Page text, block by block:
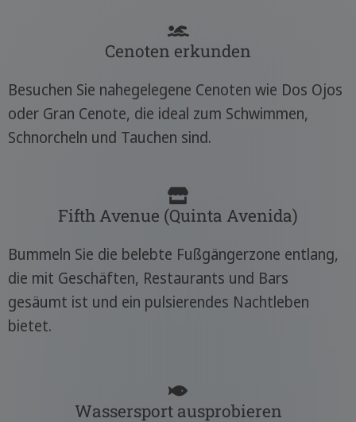
Cenoten erkunden
Besuchen Sie nahegelegene Cenoten wie Dos Ojos
oder Gran Cenote, die ideal zum Schwimmen,
Schnorcheln und Tauchen sind.
Fifth Avenue (Quinta Avenida)
Bummeln Sie die belebte Fußgängerzone entlang,
die mit Geschäften, Restaurants und Bars
gesäumt ist und ein pulsierendes Nachtleben
bietet.
Wassersport ausprobieren